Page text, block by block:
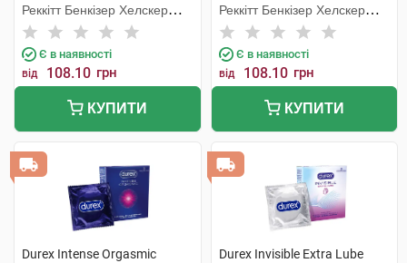
Реккітт Бенкізер Хелскер
Мануфектурінг
Є в наявності
від 108.10 грн
КУПИТИ
Реккітт Бенкізер Хелскер
Мануфектурінг
Є в наявності
від 108.10 грн
КУПИТИ
Durex Intense Orgasmic
Durex Invisible Extra Lube